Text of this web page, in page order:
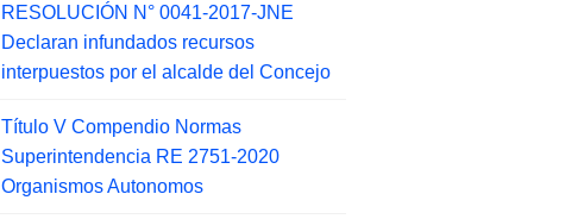
RESOLUCIÓN N° 0041-2017-JNE
Declaran infundados recursos
interpuestos por el alcalde del Concejo
Título V Compendio Normas
Superintendencia RE 2751-2020
Organismos Autonomos